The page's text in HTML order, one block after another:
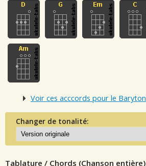
Voir ces acccords pour le Baryton
Changer de tonalité:
Tablature / Chords (Chanson entière)